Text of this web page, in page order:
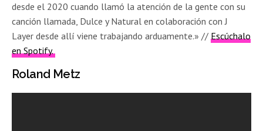
desde el 2020 cuando llamó la atención de la gente con su
canción llamada, Dulce y Natural en colaboración con J
Layer desde allí viene trabajando arduamente.» //Escúchalo
en Spotify.
Roland Metz